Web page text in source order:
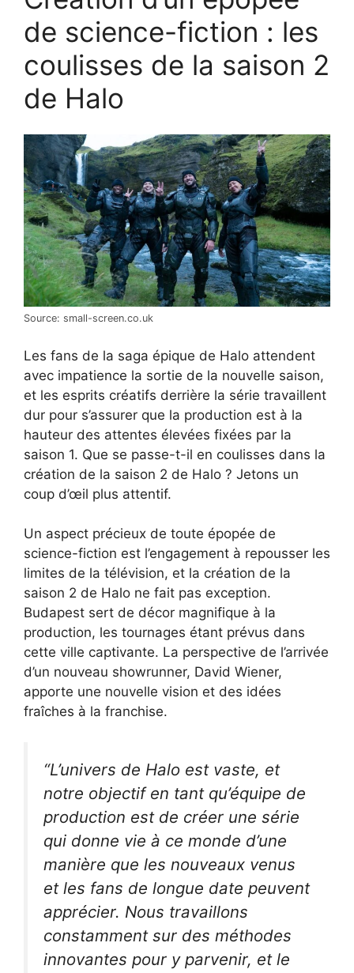
de science-fiction : les
coulisses de la saison 2
de Halo
Source: small-screen.co.uk
Les fans de la saga épique de Halo attendent
avec impatience la sortie de la nouvelle saison,
et les esprits créatifs derrière la série travaillent
dur pour s’assurer que la production est à la
hauteur des attentes élevées fixées par la
saison 1. Que se passe-t-il en coulisses dans la
création de la saison 2 de Halo ? Jetons un
coup d’œil plus attentif.
Un aspect précieux de toute épopée de
science-fiction est l’engagement à repousser les
limites de la télévision, et la création de la
saison 2 de Halo ne fait pas exception.
Budapest sert de décor magnifique à la
production, les tournages étant prévus dans
cette ville captivante. La perspective de l’arrivée
d’un nouveau showrunner, David Wiener,
apporte une nouvelle vision et des idées
fraîches à la franchise.
“L’univers de Halo est vaste, et
notre objectif en tant qu’équipe de
production est de créer une série
qui donne vie à ce monde d’une
manière que les nouveaux venus
et les fans de longue date peuvent
apprécier. Nous travaillons
constamment sur des méthodes
innovantes pour y parvenir, et le